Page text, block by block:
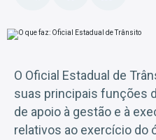
O Oficial Estadual de
suas principais funções
de apoio à gestão e à
relativos ao exercício do